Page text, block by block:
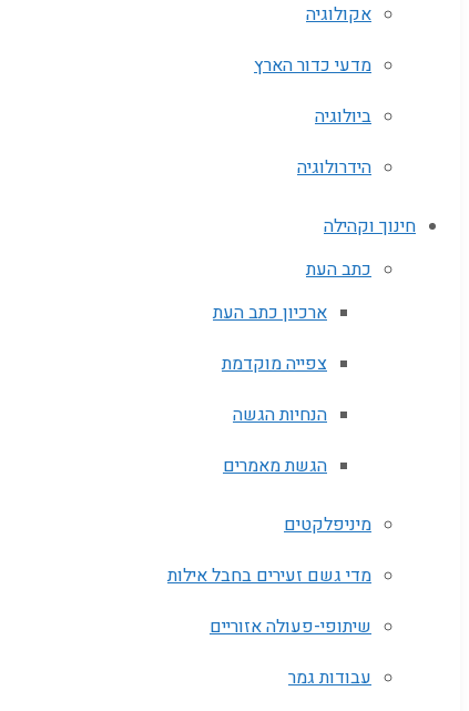
אקולוגיה
מדעי כדור הארץ
ביולוגיה
הידרולוגיה
חינוך וקהילה
כתב העת
ארכיון כתב העת
צפייה מוקדמת
הנחיות הגשה
הגשת מאמרים
מיניפלקטים
מדי גשם זעירים בחבל אילות
שיתופי-פעולה אזוריים
עבודות גמר